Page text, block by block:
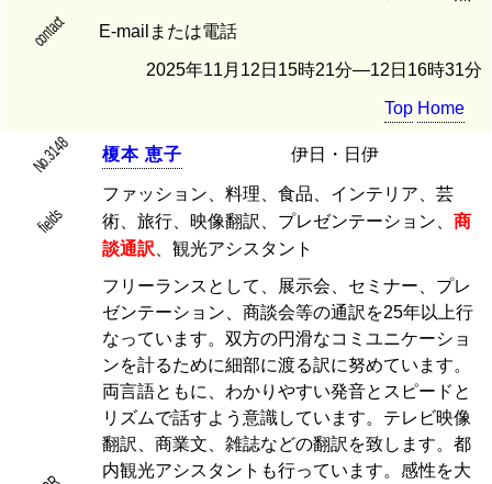
contact E-mailまたは電話
2025年11月12日15時21分―12日16時31分
Top Home
No.3148 榎本 恵子 伊日・日伊
fields
ファッション、料理、食品、インテリア、芸
術、旅行、映像翻訳、プレゼンテーション、 商
談通訳 、観光アシスタント
フリーランスとして、展示会、セミナー、プレ
ゼンテーション、商談会等の通訳を25年以上行
なっています。双方の円滑なコミユニケーショ
ンを計るために細部に渡る訳に努めています。
両言語ともに、わかりやすい発音とスピードと
リズムで話すよう意識しています。テレビ映像
翻訳、商業文、雑誌などの翻訳を致します。都
内観光アシスタントも行っています。感性を大